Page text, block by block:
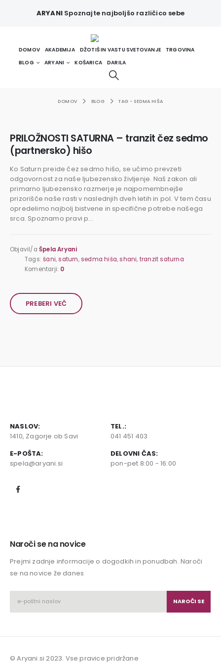
ARYANI Spoznajte najboljšo različico sebe
DOMOV AKADEMIJA DŽOTIŠ IN VASTU SVETOVANJE
TRGOVINA
BLOG
ARYANI KOŠARICA DARILA
DOMOV BLOG TAG - SEDMA HIŠA
PRILOŽNOSTI SATURNA – tranzit čez sedmo
(partnersko) hišo
Ko Saturn preide čez sedmo hišo, se učimo prevzeti
odgovornost za naše ljubezensko življenje. Naš zakon ali
primarno ljubezensko razmerje je najpomembnejše
prizorišče naše rasti v naslednjih dveh letih in pol. V tem času
opredelimo najbolj bistvene in specifične potrebe našega
srca. Spoznamo pravi p...
Objavil/a Špela Aryani
Tags:šani,saturn,sedma hiša,shani, tranzit saturna
Komentarji: 0
PREBERI VEČ
NASLOV:
1410, Zagorje ob Savi
TEL.:
041 451 403
E-POŠTA:
spela@aryani.si
DELOVNI ČAS:
pon-pet 8:00 - 16:00
Naroči se na novice
Prejmi zadnje informacije o dogodkih in ponudbah. Naroči
se na novice že danes
© Aryani.si 2023. Vse pravice pridržane